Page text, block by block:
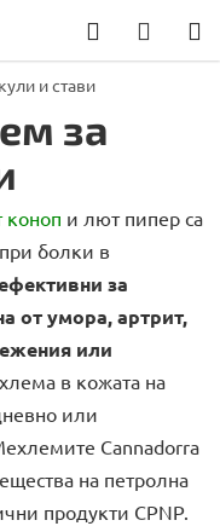
Търсене
ЗА
и стави
за
коноп и лют пипер са
болки в
за
от умора, артрит,
или
в кожата на
или
Cannadorra
на петролна
продукти CPNP.